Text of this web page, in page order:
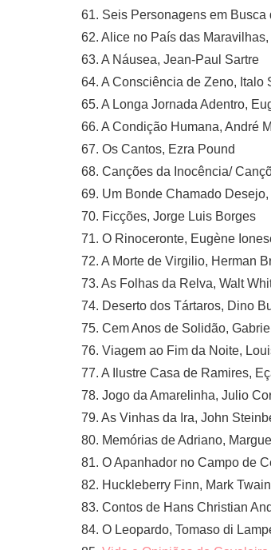
61. Seis Personagens em
62. Alice no País das Maravilhas,
63. A Náusea, Jean-Paul Sartre
64. A Consciência de Zeno, Italo
65. A Longa Jornada Adentro,
66. A Condição Humana, André
67. Os Cantos, Ezra Pound
68. Canções da Inocência/
69. Um Bonde Chamado
70. Ficções, Jorge Luis Borges
71. O Rinoceronte, Eugène
72. A Morte de Virgilio, Herman
73. As Folhas da Relva, Walt
74. Deserto dos Tártaros, Dino
75. Cem Anos de Solidão,
76. Viagem ao Fim da Noite,
77. A Ilustre Casa de Ramires,
78. Jogo da Amarelinha, Julio
79. As Vinhas da Ira, John
80. Memórias de Adriano,
81. O Apanhador no Campo de
82. Huckleberry Finn, Mark Twain
83. Contos de Hans Christian
84. O Leopardo, Tomaso di